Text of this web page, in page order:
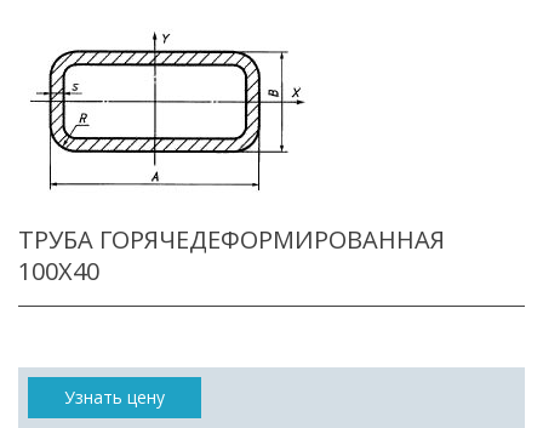
ТРУБА ГОРЯЧЕДЕФОРМИРОВАННАЯ
100X40
Узнать цену